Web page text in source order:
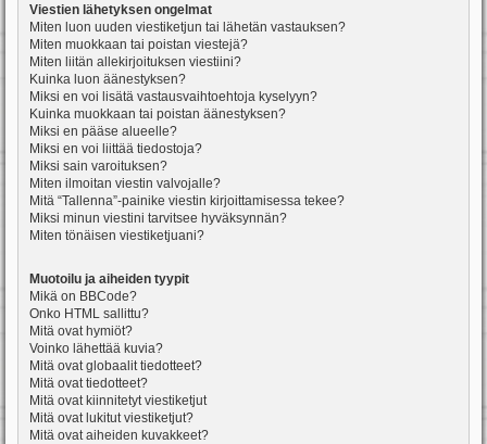
Viestien lähetyksen ongelmat
Miten luon uuden viestiketjun tai lähetän vastauksen?
Miten muokkaan tai poistan viestejä?
Miten liitän allekirjoituksen viestiini?
Kuinka luon äänestyksen?
Miksi en voi lisätä vastausvaihtoehtoja kyselyyn?
Kuinka muokkaan tai poistan äänestyksen?
Miksi en pääse alueelle?
Miksi en voi liittää tiedostoja?
Miksi sain varoituksen?
Miten ilmoitan viestin valvojalle?
Mitä “Tallenna”-painike viestin kirjoittamisessa tekee?
Miksi minun viestini tarvitsee hyväksynnän?
Miten tönäisen viestiketjuani?
Muotoilu ja aiheiden tyypit
Mikä on BBCode?
Onko HTML sallittu?
Mitä ovat hymiöt?
Voinko lähettää kuvia?
Mitä ovat globaalit tiedotteet?
Mitä ovat tiedotteet?
Mitä ovat kiinnitetyt viestiketjut
Mitä ovat lukitut viestiketjut?
Mitä ovat aiheiden kuvakkeet?